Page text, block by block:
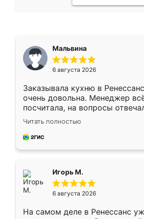
Мальвина
6 августа 2026
Заказывала кухню в
очень довольна. Менеджер
посчитала, на вопросы
Замерщик приехал в субботу,
делу со всей
за день, ребята работали
Читать полностью
Игорь М.
6 августа 2026
На самом деле в Ренессанс